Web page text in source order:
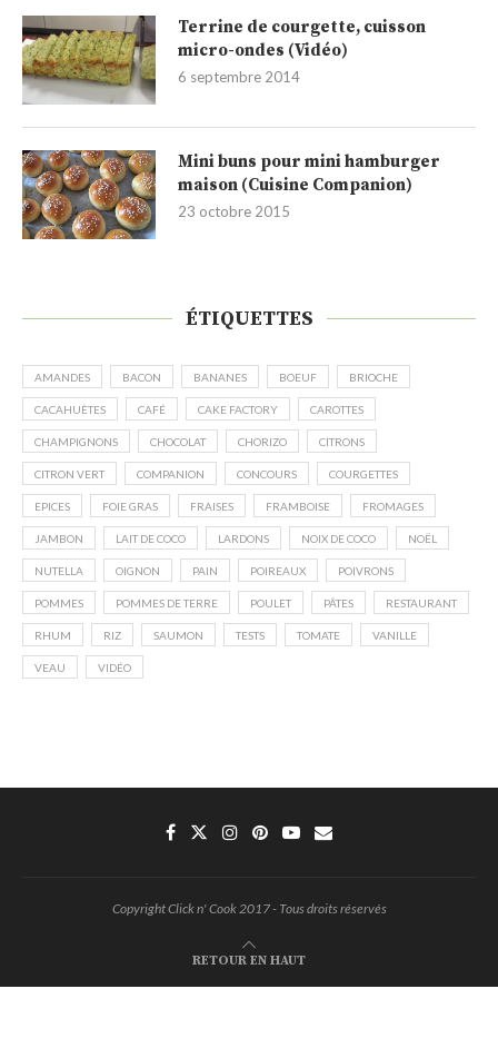
Terrine de courgette, cuisson
micro-ondes (Vidéo)
6 septembre 2014
Mini buns pour mini hamburger
maison (Cuisine Companion)
23 octobre 2015
ÉTIQUETTES
AMANDES BACON BANANES BOEUF BRIOCHE
CACAHUÈTES CAFÉ CAKE FACTORY CAROTTES
CHAMPIGNONS CHOCOLAT CHORIZO CITRONS
CITRON VERT COMPANION CONCOURS COURGETTES
EPICES FOIE GRAS FRAISES FRAMBOISE FROMAGES
JAMBON LAIT DE COCO LARDONS NOIX DE COCO NOËL
NUTELLA OIGNON PAIN POIREAUX POIVRONS
POMMES POMMES DE TERRE POULET PÂTES RESTAURANT
RHUM RIZ SAUMON TESTS TOMATE VANILLE
VEAU VIDÉO
Copyright Click n' Cook 2017 - Tous droits réservés
RETOUR EN HAUT